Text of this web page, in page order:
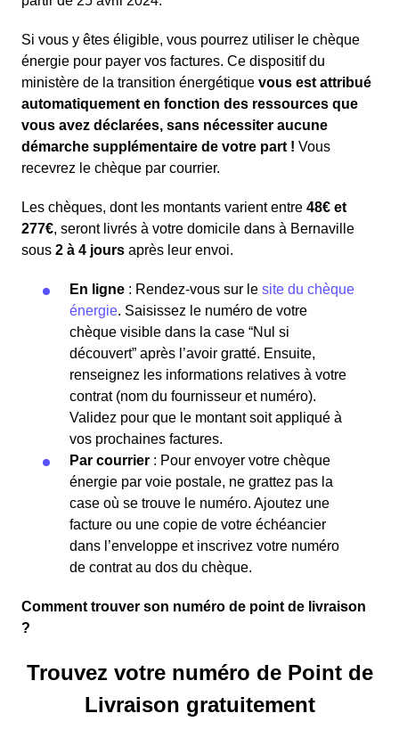
Si vous y êtes éligible, vous pourrez utiliser le chèque
énergie pour payer vos factures. Ce dispositif du
ministère de la transition énergétique vous est attribué
automatiquement en fonction des ressources que
vous avez déclarées, sans nécessiter aucune
démarche supplémentaire de votre part ! Vous
recevrez le chèque par courrier.
Les chèques, dont les montants varient entre 48€ et
277€, seront livrés à votre domicile dans à Bernaville
sous 2 à 4 jours après leur envoi.
En ligne : Rendez-vous sur le site du chèque
énergie. Saisissez le numéro de votre
chèque visible dans la case “Nul si
découvert” après l’avoir gratté. Ensuite,
renseignez les informations relatives à votre
contrat (nom du fournisseur et numéro).
Validez pour que le montant soit appliqué à
vos prochaines factures.
Par courrier : Pour envoyer votre chèque
énergie par voie postale, ne grattez pas la
case où se trouve le numéro. Ajoutez une
facture ou une copie de votre échéancier
dans l’enveloppe et inscrivez votre numéro
de contrat au dos du chèque.
Comment trouver son numéro de point de livraison
?